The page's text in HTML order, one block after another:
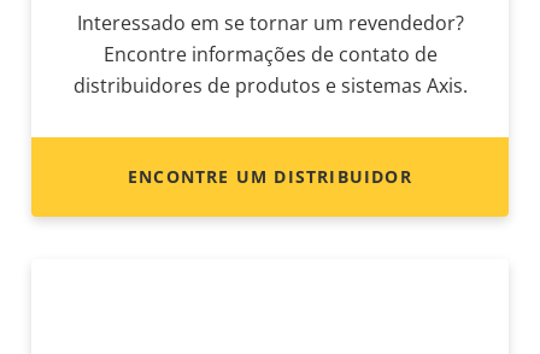
Interessado em se tornar um revendedor?
Encontre informações de contato de
distribuidores de produtos e sistemas Axis.
ENCONTRE UM DISTRIBUIDOR